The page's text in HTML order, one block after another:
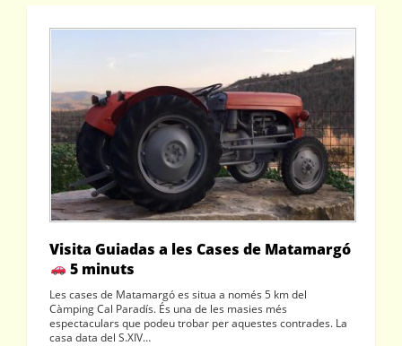
Visita Guiadas a les Cases de Matamargó
5 minuts
Les cases de Matamargó es situa a només 5 km del
Càmping Cal Paradís. És una de les masies més
espectaculars que podeu trobar per aquestes contrades. La
casa data del S.XIV…